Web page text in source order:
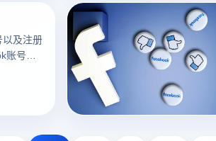
及注册
账号是
信息，
、生
验证电
和真实